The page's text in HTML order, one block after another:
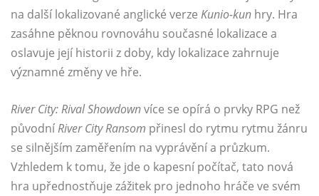
na další lokalizované anglické verze Kunio-kun hry. Hra
zasáhne pěknou rovnováhu současné lokalizace a
oslavuje její historii z doby, kdy lokalizace zahrnuje
významné změny ve hře.
River City: Rival Showdownvíce se opírá o prvky RPG než
původníRiver City Ransom přinesl do rytmu rytmu žánru
se silnějším zaměřením na vyprávění a průzkum.
Vzhledem k tomu, že jde o kapesní počítač, tato nová
hra upřednostňuje zážitek pro jednoho hráče ve svém